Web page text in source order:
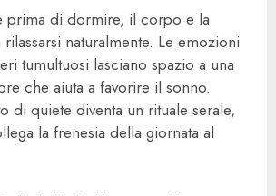
prima di dormire, il corpo e la
naturalmente. Le emozioni
tumultuosi lasciano spazio a una
che aiuta a favorire il sonno.
di quiete diventa un rituale serale,
la frenesia della giornata al